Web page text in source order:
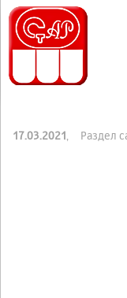
17.03.2021 , Раздел